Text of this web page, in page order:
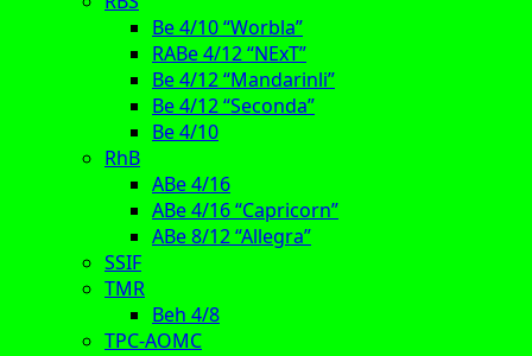
Be 4/10 “Worbla”
RABe 4/12 “NExT”
Be 4/12 “Mandarinli”
Be 4/12 “Seconda”
Be 4/10
RhB
ABe 4/16
ABe 4/16 “Capricorn”
ABe 8/12 “Allegra”
SSIF
TMR
Beh 4/8
TPC-AOMC